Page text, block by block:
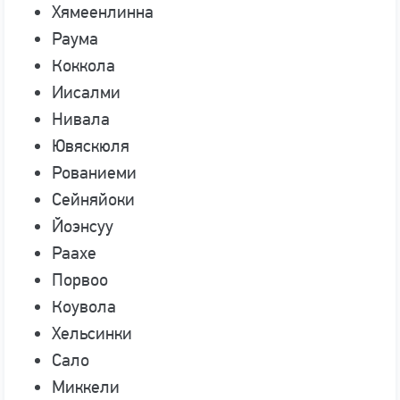
Хямеенлинна
Раума
Коккола
Иисалми
Нивала
Ювяскюля
Рованиеми
Сейняйоки
Йоэнсуу
Раахе
Порвоо
Коувола
Хельсинки
Сало
Миккели